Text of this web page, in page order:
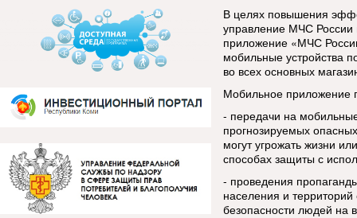
В целях повышения
управление МЧС России
приложение «МЧС
мобильные устройства
во всех основных
Мобильное приложение
- передачи на
прогнозируемых
могут угрожать жизни
способах защиты с
- проведения
населения и
безопасности людей на